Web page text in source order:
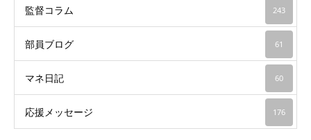
監督コラム 243
部員ブログ 61
マネ日記 60
応援メッセージ 176